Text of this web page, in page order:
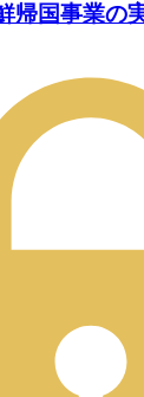
帰国事業の